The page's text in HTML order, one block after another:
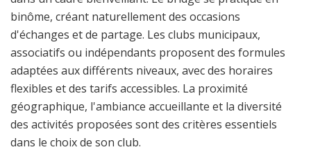
binôme, créant naturellement des occasions
d'échanges et de partage. Les clubs municipaux,
associatifs ou indépendants proposent des formules
adaptées aux différents niveaux, avec des horaires
flexibles et des tarifs accessibles. La proximité
géographique, l'ambiance accueillante et la diversité
des activités proposées sont des critères essentiels
dans le choix de son club.